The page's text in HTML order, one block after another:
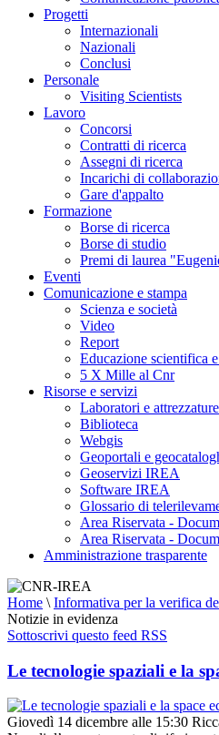
Progetti
Internazionali
Nazionali
Conclusi
Personale
Visiting Scientists
Lavoro
Concorsi
Contratti di ricerca
Assegni di ricerca
Incarichi di
Gare d'appalto
Formazione
Borse di ricerca
Borse di studio
Premi di laurea
Eventi
Comunicazione e stampa
Scienza e società
Video
Report
Educazione scientifica
5 X Mille al Cnr
Risorse e servizi
Laboratori e attrezzature
Biblioteca
Webgis
Geoportali e
Geoservizi IREA
Software IREA
Glossario di
Area Riservata -
Area Riservata -
Amministrazione trasparente
Home \ Informativa per la verifica
Notizie in evidenza
Sottoscrivi questo feed RSS
Le tecnologie spaziali e la
Giovedì 14 dicembre alle 15:30